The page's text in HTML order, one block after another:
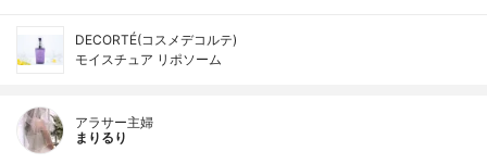
DECORTÉ(コスメデコルテ)
モイスチュア リポソーム
アラサー主婦
まりるり